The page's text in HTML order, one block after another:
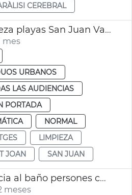
CEREBRAL
Operativo limpieza playas San Juan València
mes
URBANOS
LAS AUDIENCIAS
PORTADA
NORMAL
LIMPIEZA
JOAN SAN JUAN
Arranca asistencia al baño persones con discapacitado playas València
meses